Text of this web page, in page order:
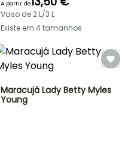
A partir de
Vaso de 2 L/3 L
Existe em 4 tamanhos
Maracujá Lady Betty Myles
Young